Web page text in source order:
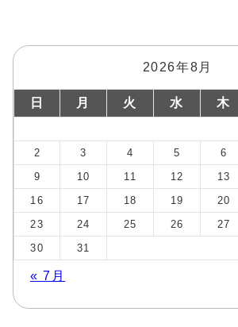
2026年8月
日 月 火 水 木
2
3 4 5 6
9
10 11 12 13
16
17 18 19 20
23
24 25 26 27
30
31
« 7月